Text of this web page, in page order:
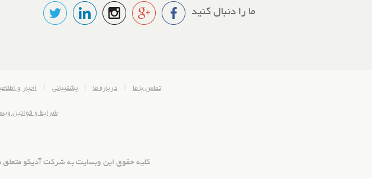
ما را دنبال کنید
تماس با ما درباره ما پشتیبانی اخبار و
شرایط و قوانین
کلیه حقوق این وبسایت به شرکت آدیکو